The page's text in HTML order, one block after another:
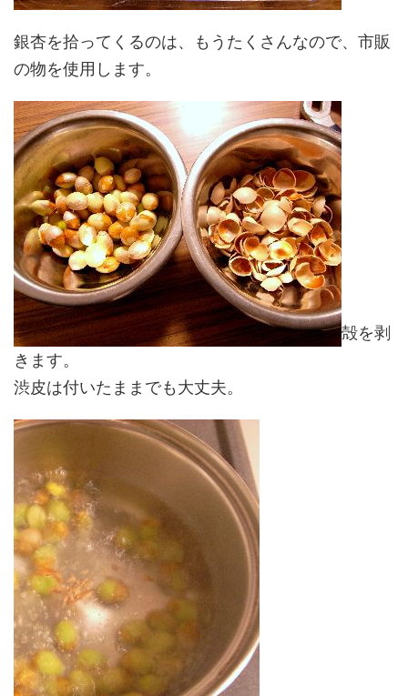
銀杏を拾ってくるのは、もうたくさんなので、市販
の物を使用します。
殻を剥
きます。
渋皮は付いたままでも大丈夫。